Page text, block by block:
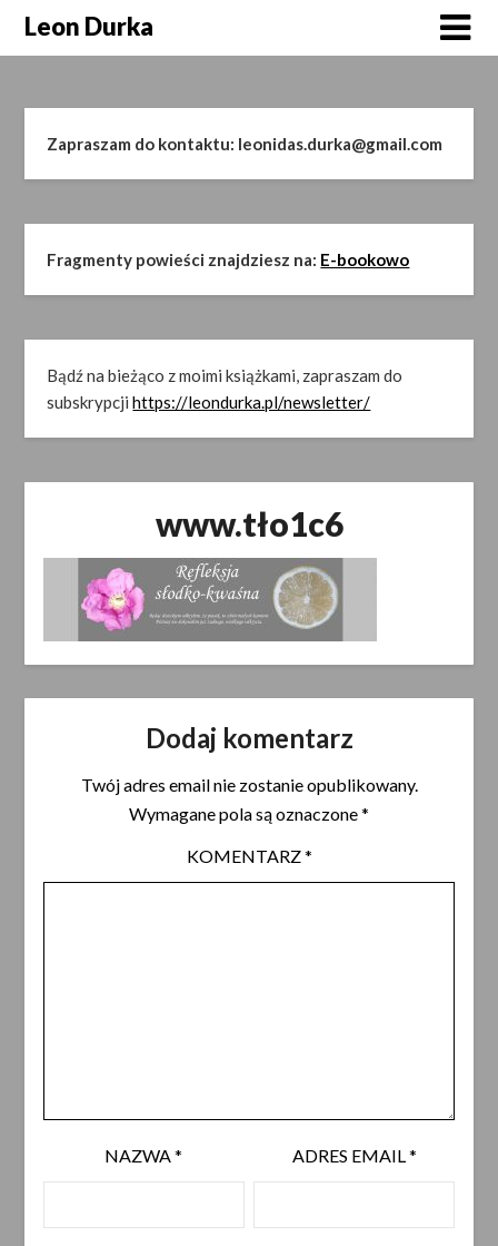
SkipLeon Durka
Zapraszam do kontaktu: leonidas.durka@gmail.com
Fragmenty powieści znajdziesz na: E-bookowo
Bądź na bieżąco z moimi książkami, zapraszam do
subskrypcjihttps://leondurka.pl/newsletter/
www.tło1c6
Dodaj komentarz
Twój adres email nie zostanie opublikowany.
Wymagane pola są oznaczone*
KOMENTARZ*
NAZWA* ADRES EMAIL*